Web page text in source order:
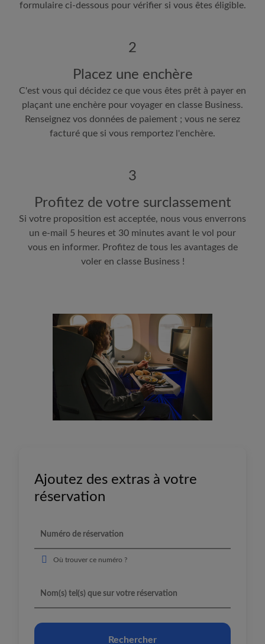
formulaire ci-dessous pour vérifier si vous êtes éligible.
2
Placez une enchère
C'est vous qui décidez ce que vous êtes prêt à payer en
plaçant une enchère pour voyager en classe Business.
Renseignez vos données de paiement ; vous ne serez
facturé que si vous remportez l'enchère.
3
Profitez de votre surclassement
Si votre proposition est acceptée, nous vous enverrons
un e-mail 5 heures et 30 minutes avant le vol pour
vous en informer. Profitez de tous les avantages de
voler en classe Business !
Ajoutez des extras à votre
réservation
Où trouver ce numéro ?
Rechercher